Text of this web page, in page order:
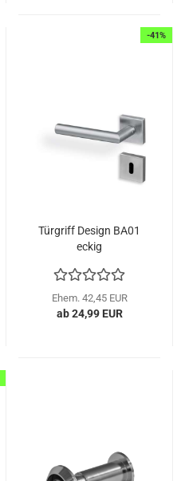
-41%
Tür­griff De­sign BA01
eckig
Ehem. 42,45 EUR
ab 24,99 EUR